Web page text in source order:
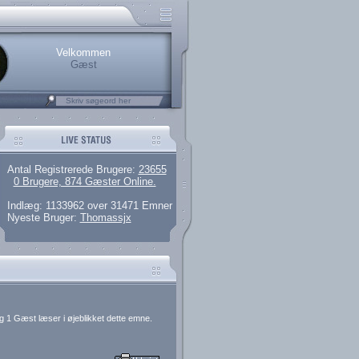
brugere
artikler og 135 guides
her.
Velkommen
Gæst
Antal Registrerede Brugere: 23655
0 Brugere, 874 Gæster Online.
Indlæg: 1133962 over 31471 Emner
Nyeste Bruger: Thomassjx
1 Gæst læser i øjeblikket dette emne.